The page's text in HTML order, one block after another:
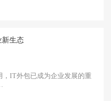
生态
，IT外包已成为企业发展的重